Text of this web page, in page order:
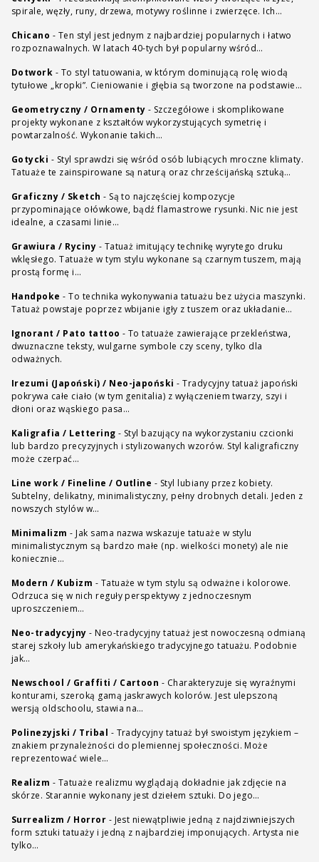
spirale, węzły, runy, drzewa, motywy roślinne i zwierzęce. Ich…
Chicano - Ten styl jest jednym z najbardziej popularnych i łatwo
rozpoznawalnych. W latach 40-tych był popularny wśród…
Dotwork - To styl tatuowania, w którym dominującą rolę wiodą
tytułowe „kropki”. Cieniowanie i głębia są tworzone na podstawie…
Geometryczny / Ornamenty - Szczegółowe i skomplikowane
projekty wykonane z kształtów wykorzystujących symetrię i
powtarzalność. Wykonanie takich…
Gotycki - Styl sprawdzi się wśród osób lubiących mroczne klimaty.
Tatuaże te zainspirowane są naturą oraz chrześcijańską sztuką…
Graficzny / Sketch - Są to najczęściej kompozycje
przypominające ołówkowe, bądź flamastrowe rysunki. Nic nie jest
idealne, a czasami linie…
Grawiura / Ryciny - Tatuaż imitujący technikę wyrytego druku
wklęsłego. Tatuaże w tym stylu wykonane są czarnym tuszem, mają
prostą formę i…
Handpoke - To technika wykonywania tatuażu bez użycia maszynki.
Tatuaż powstaje poprzez wbijanie igły z tuszem oraz układanie…
Ignorant / Pato tattoo - To tatuaże zawierające przekleństwa,
dwuznaczne teksty, wulgarne symbole czy sceny, tylko dla
odważnych.
Irezumi (Japoński) / Neo-japoński - Tradycyjny tatuaż japoński
pokrywa całe ciało (w tym genitalia) z wyłączeniem twarzy, szyi i
dłoni oraz wąskiego pasa…
Kaligrafia / Lettering - Styl bazujący na wykorzystaniu czcionki
lub bardzo precyzyjnych i stylizowanych wzorów. Styl kaligraficzny
może czerpać…
Line work / Fineline / Outline - Styl lubiany przez kobiety.
Subtelny, delikatny, minimalistyczny, pełny drobnych detali. Jeden z
nowszych stylów w…
Minimalizm - Jak sama nazwa wskazuje tatuaże w stylu
minimalistycznym są bardzo małe (np. wielkości monety) ale nie
koniecznie…
Modern / Kubizm - Tatuaże w tym stylu są odważne i kolorowe.
Odrzuca się w nich reguły perspektywy z jednoczesnym
uproszczeniem…
Neo-tradycyjny - Neo-tradycyjny tatuaż jest nowoczesną odmianą
starej szkoły lub amerykańskiego tradycyjnego tatuażu. Podobnie
jak…
Newschool / Graffiti / Cartoon - Charakteryzuje się wyraźnymi
konturami, szeroką gamą jaskrawych kolorów. Jest ulepszoną
wersją oldschoolu, stawia na…
Polinezyjski / Tribal - Tradycyjny tatuaż był swoistym językiem –
znakiem przynależności do plemiennej społeczności. Może
reprezentować wiele…
Realizm - Tatuaże realizmu wyglądają dokładnie jak zdjęcie na
skórze. Starannie wykonany jest dziełem sztuki. Do jego…
Surrealizm / Horror - Jest niewątpliwie jedną z najdziwniejszych
form sztuki tatuaży i jedną z najbardziej imponujących. Artysta nie
tylko…